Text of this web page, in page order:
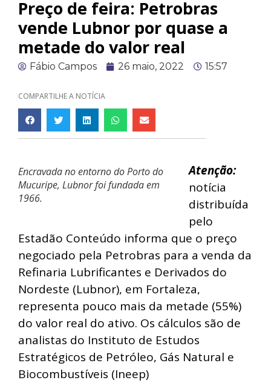
Preço de feira: Petrobras
vende Lubnor por quase a
metade do valor real
Fábio Campos 26 maio, 2022 15:57
COMPARTILHE A NOTÍCIA
Encravada no entorno do Porto do
Mucuripe, Lubnor foi fundada em
1966.
Atenção:
notícia
distribuída
pelo
Estadão Conteúdo informa que o preço
negociado pela Petrobras para a venda da
Refinaria Lubrificantes e Derivados do
Nordeste (Lubnor), em Fortaleza,
representa pouco mais da metade (55%)
do valor real do ativo. Os cálculos são de
analistas do Instituto de Estudos
Estratégicos de Petróleo, Gás Natural e
Biocombustíveis (Ineep)